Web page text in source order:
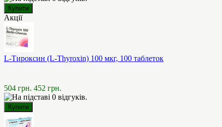
Акції
L-Тироксин (L-Thyroxin) 100 мкг, 100 таблеток
504 грн. 452 грн.